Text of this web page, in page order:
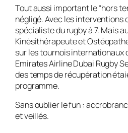
Tout aussi important le “hors
négligé. Avec les interventions
spécialiste du rugby à 7. Mais
Kinésithérapeute et
sur les tournois internationaux
Emirates Airline Dubai Rugby
des temps de récupération
programme.
Sans oublier le fun :
et veillés.